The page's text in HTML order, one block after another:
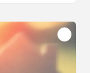
avec espace
et 12,78 m²),
: un palier, une
un espace